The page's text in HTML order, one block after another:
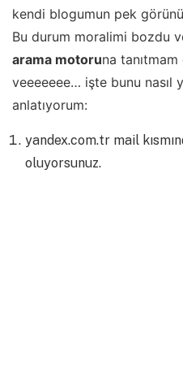
kendi blogumun pek
Bu durum moralimi bozdu
arama motoruna
veeeeeee… işte bunu nasıl
anlatıyorum:
yandex.com.tr mail
oluyorsunuz.